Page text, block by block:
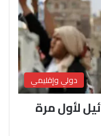
دولي وإقليمي
لأول مرة